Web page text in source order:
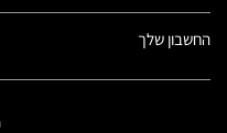
החשבון שלך